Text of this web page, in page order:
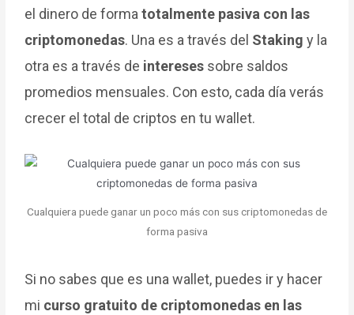
el dinero de formatotalmente pasiva con las
criptomonedas. Una es a través del Staking y la
otra es a través de intereses sobre saldos
promedios mensuales. Con esto, cada día verás
crecer el total de criptos en tu wallet.
Cualquiera puede ganar un poco más con sus criptomonedas de
forma pasiva
Si no sabes que es una wallet, puedes ir y hacer
mi curso gratuito de criptomonedas en las